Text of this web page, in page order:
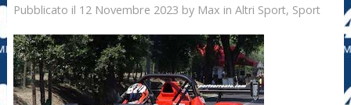
Pubblicato il 12 Novembre 2023 by Max in Altri Sport, Sport